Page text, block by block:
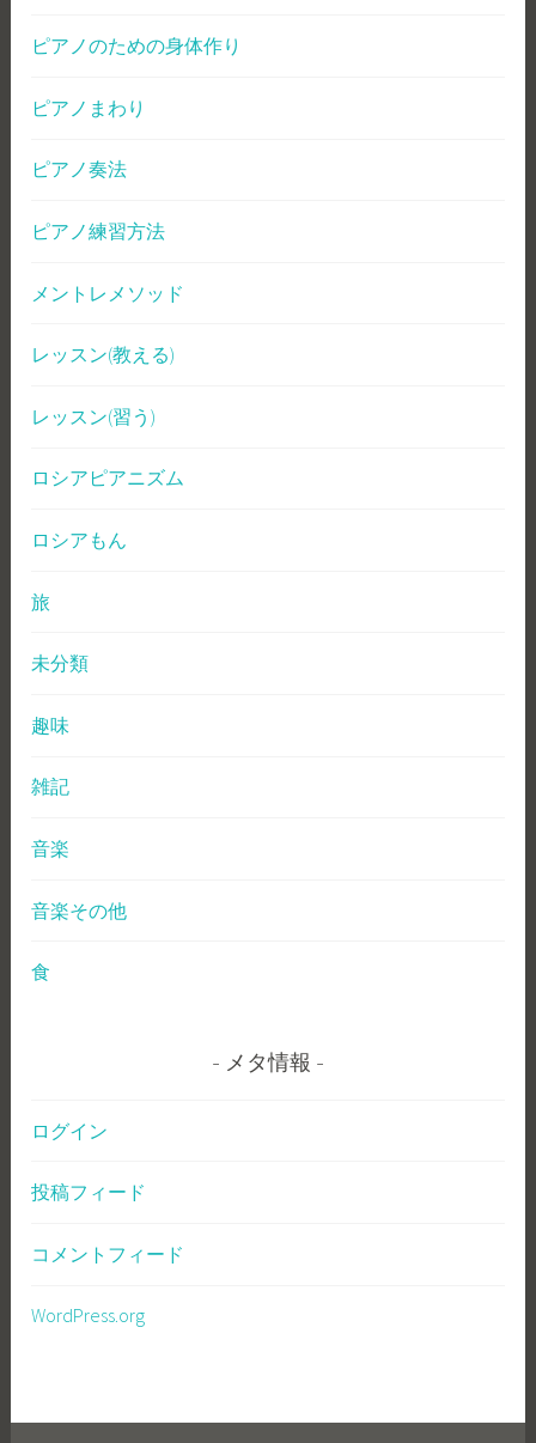
ピアノのための身体作り
ピアノまわり
ピアノ奏法
ピアノ練習方法
メントレメソッド
レッスン(教える)
レッスン(習う)
ロシアピアニズム
ロシアもん
旅
未分類
趣味
雑記
音楽
音楽その他
食
メタ情報
ログイン
投稿フィード
コメントフィード
WordPress.org